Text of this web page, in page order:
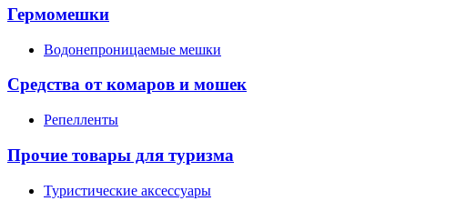
Гермомешки
Водонепроницаемые мешки
Средства от комаров и мошек
Репелленты
Прочие товары для туризма
Туристические аксессуары